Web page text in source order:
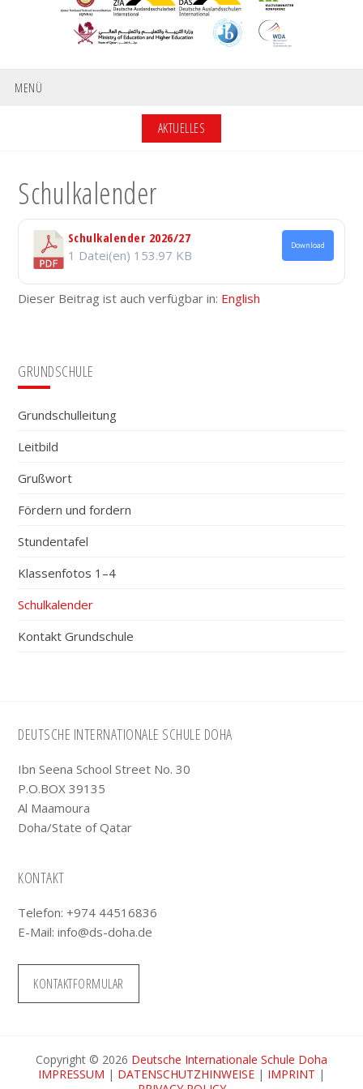
MENÜ
AKTUELLES
Schulkalender
Schulkalender 2026/27
1 Datei(en) 153.97 KB
Download
Dieser Beitrag ist auch verfügbar in: English
Seitenspalte
GRUNDSCHULE
Grundschulleitung
Leitbild
Grußwort
Fördern und fordern
Stundentafel
Klassenfotos 1–4
Schulkalender
Kontakt Grundschule
Footer
DEUTSCHE INTERNATIONALE SCHULE DOHA
Ibn Seena School Street No. 30
P.O.BOX 39135
Al Maamoura
Doha/State of Qatar
KONTAKT
Telefon: +974 44516836
E-Mail:info@ds-doha.de
KONTAKTFORMULAR
Copyright © 2026 Deutsche Internationale Schule Doha
IMPRESSUM | DATENSCHUTZHINWEISE | IMPRINT |